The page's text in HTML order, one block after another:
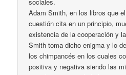
sociales.
Adam Smith, en los libros que
cuestión cita en un principio,
existencia de la cooperación y
Smith toma dicho enigma y lo
los chimpancés en los cuales
positiva y negativa siendo las